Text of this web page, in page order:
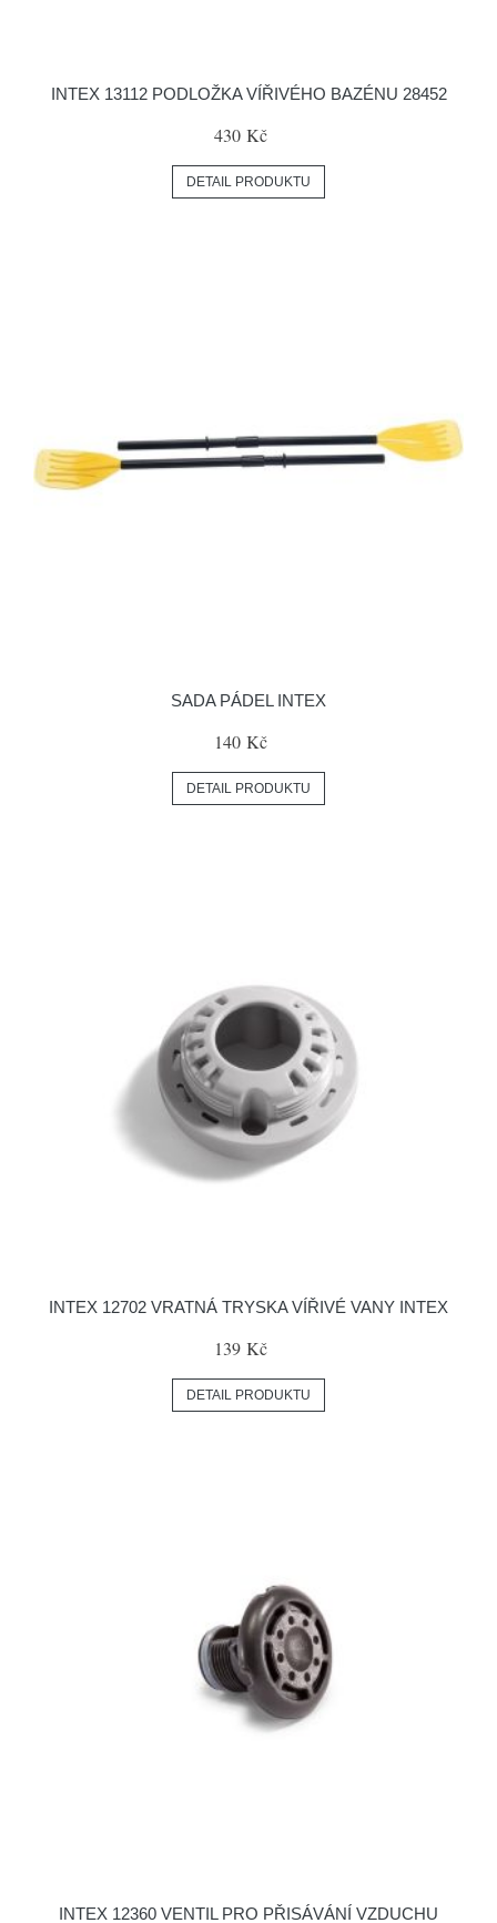
INTEX 13112 PODLOŽKA VÍŘIVÉHO BAZÉNU 28452
430 Kč
DETAIL PRODUKTU
SADA PÁDEL INTEX
140 Kč
DETAIL PRODUKTU
INTEX 12702 VRATNÁ TRYSKA VÍŘIVÉ VANY INTEX
139 Kč
DETAIL PRODUKTU
INTEX 12360 VENTIL PRO PŘISÁVÁNÍ VZDUCHU